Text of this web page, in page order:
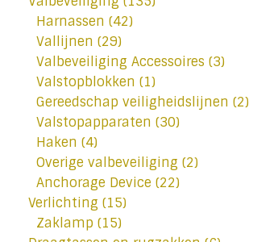
Harnassen (42)
Vallijnen (29)
Valbeveiliging Accessoires (3)
Valstopblokken (1)
Gereedschap veiligheidslijnen (2)
Valstopapparaten (30)
Haken (4)
Overige valbeveiliging (2)
Anchorage Device (22)
Verlichting (15)
Zaklamp (15)